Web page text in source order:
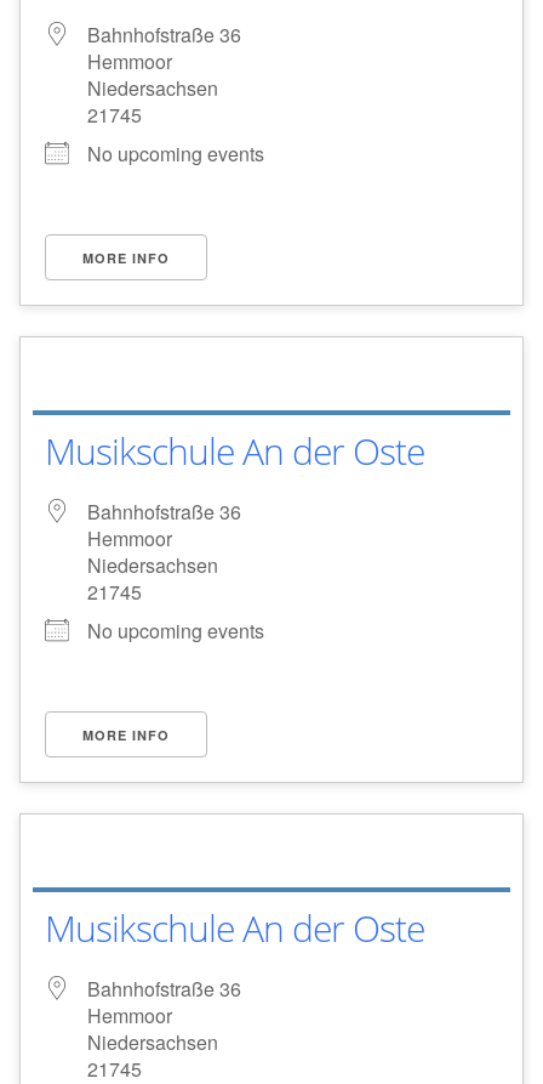
Bahnhofstraße 36
Hemmoor
Niedersachsen
21745
No upcoming events
MORE INFO
Musikschule An der Oste
Bahnhofstraße 36
Hemmoor
Niedersachsen
21745
No upcoming events
MORE INFO
Musikschule An der Oste
Bahnhofstraße 36
Hemmoor
Niedersachsen
21745